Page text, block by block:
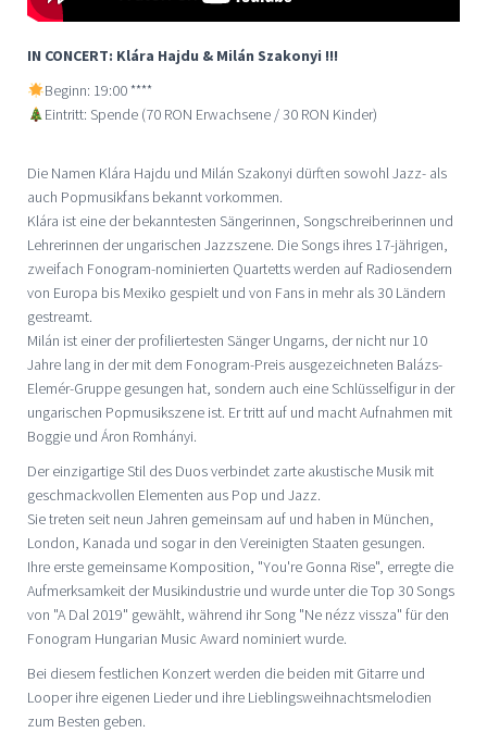
IN CONCERT: Klára Hajdu & Milán Szakonyi !!!
Beginn: 19:00 ****
Eintritt: Spende (70 RON Erwachsene / 30 RON Kinder)
Die Namen Klára Hajdu und Milán Szakonyi dürften sowohl Jazz- als
auch Popmusikfans bekannt vorkommen.
Klára ist eine der bekanntesten Sängerinnen, Songschreiberinnen und
Lehrerinnen der ungarischen Jazzszene. Die Songs ihres 17-jährigen,
zweifach Fonogram-nominierten Quartetts werden auf Radiosendern
von Europa bis Mexiko gespielt und von Fans in mehr als 30 Ländern
gestreamt.
Milán ist einer der profiliertesten Sänger Ungarns, der nicht nur 10
Jahre lang in der mit dem Fonogram-Preis ausgezeichneten Balázs-
Elemér-Gruppe gesungen hat, sondern auch eine Schlüsselfigur in der
ungarischen Popmusikszene ist. Er tritt auf und macht Aufnahmen mit
Boggie und Áron Romhányi.
Der einzigartige Stil des Duos verbindet zarte akustische Musik mit
geschmackvollen Elementen aus Pop und Jazz.
Sie treten seit neun Jahren gemeinsam auf und haben in München,
London, Kanada und sogar in den Vereinigten Staaten gesungen.
Ihre erste gemeinsame Komposition, "You're Gonna Rise", erregte die
Aufmerksamkeit der Musikindustrie und wurde unter die Top 30 Songs
von "A Dal 2019" gewählt, während ihr Song "Ne nézz vissza" für den
Fonogram Hungarian Music Award nominiert wurde.
Bei diesem festlichen Konzert werden die beiden mit Gitarre und
Looper ihre eigenen Lieder und ihre Lieblingsweihnachtsmelodien
zum Besten geben.